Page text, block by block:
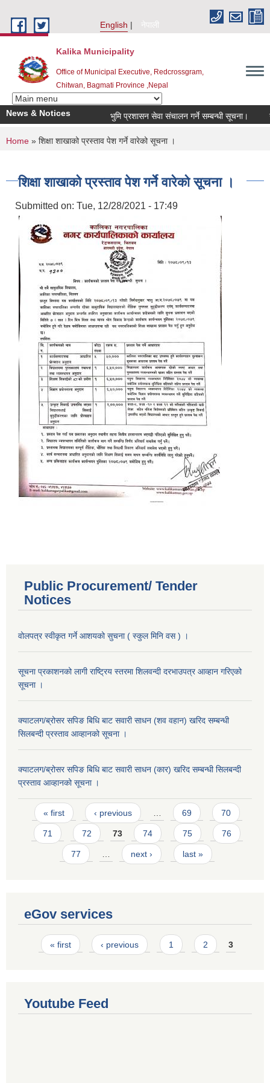
English
नेपाली
Kalika Municipality
Office of Municipal Executive, Redcrossgram,
Chitwan, Bagmati Province ,Nepal
News & Notices भुमि प्रशासन सेवा संचालन गर्ने सम्बन्धी सूचना।
You are here
Home » शिक्षा शाखाको प्रस्ताव पेश गर्ने वारेको सूचना ।
शिक्षा शाखाको प्रस्ताव पेश गर्ने वारेको सूचना ।
Submitted on: Tue, 12/28/2021 - 17:49
Public Procurement/ Tender
Notices
वोलपत्र स्वीकृत गर्ने आशयको सुचना ( स्कुल मिनि वस ) ।
सूचना प्रकाशनको लागी राष्ट्रिय स्तरमा शिलवन्दी दरभाउपत्र आव्हान गरिएको
सूचना ।
क्याटलग/ब्रोसर सपिङ बिधि ब‍ाट सवारी साधन (शव वहान) खरिद सम्बन्धी
सिलबन्दी प्रस्ताव आव्हानको सूचना ।
क्याटलग/ब्रोसर सपिङ बिधि ब‍ाट सवारी साधन (कार) खरिद सम्बन्धी सिलबन्दी
प्रस्ताव आव्हानको सूचना ।
Pages
« first ‹ previous … 69 70
71 72 73 74 75 76
77 … next › last »
eGov services
Pages
« first ‹ previous 1 2 3
Youtube Feed